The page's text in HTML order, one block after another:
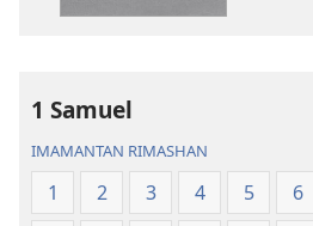
1 Samuel
IMAMANTAN RIMASHAN
1 2 3 4 5 6